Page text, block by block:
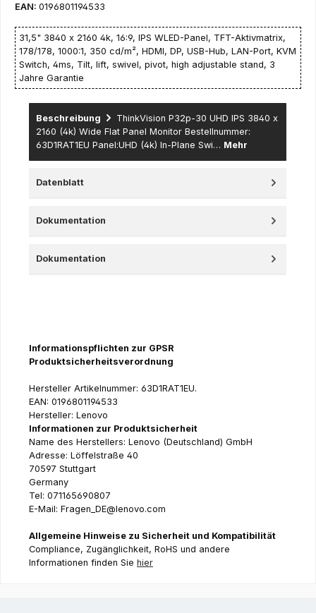
EAN: 0196801194533
31,5" 3840 x 2160 4k, 16:9, IPS WLED-Panel, TFT-Aktivmatrix,
178/178, 1000:1, 350 cd/m², HDMI, DP, USB-Hub, LAN-Port, KVM
Switch, 4ms, Tilt, lift, swivel, pivot, high adjustable stand, 3
Jahre Garantie
Beschreibung
ThinkVision P32p-30 UHD IPS 3840 x
2160 (4k) Wide Flat Panel Monitor Bestellnummer:
63D1RAT1EU Panel:UHD (4k) In-Plane Swi… Mehr
Datenblatt
Dokumentation
Dokumentation
Informationspflichten zur GPSR
Produktsicherheitsverordnung
Hersteller Artikelnummer: 63D1RAT1EU.
EAN: 0196801194533
Hersteller: Lenovo
Informationen zur Produktsicherheit
Name des Herstellers: Lenovo (Deutschland) GmbH
Adresse: Löffelstraße 40
70597 Stuttgart
Germany
Tel: 071165690807
E-Mail: Fragen_DE@lenovo.com
Allgemeine Hinweise zu Sicherheit und Kompatibilität
Compliance, Zugänglichkeit, RoHS und andere
Informationen finden Sie hier